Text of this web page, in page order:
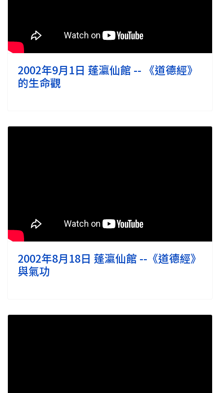
2002年9月1日 蓬瀛仙館 -- 《道德經》
的生命觀
2002年8月18日 蓬瀛仙館 --《道德經》
與氣功